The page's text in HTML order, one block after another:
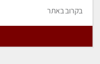
בקרוב באתר